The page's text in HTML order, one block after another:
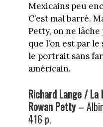
Mexicains peu
C’est mal barré.
Petty, on ne lâche
que l’on est par
le portrait sans
américain.
Richard Lange / La
Rowan Petty–
416 p.